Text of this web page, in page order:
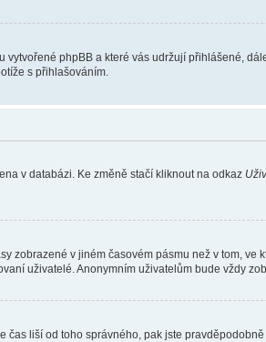
vytvořené phpBB a které vás udržují přihlášené,
s přihlašováním.
v databázi. Ke změně stačí kliknout na odkaz
zobrazené v jiném časovém pásmu než v tom,
uživatelé. Anonymním uživatelům bude vždy
čas liší od toho správného, pak jste